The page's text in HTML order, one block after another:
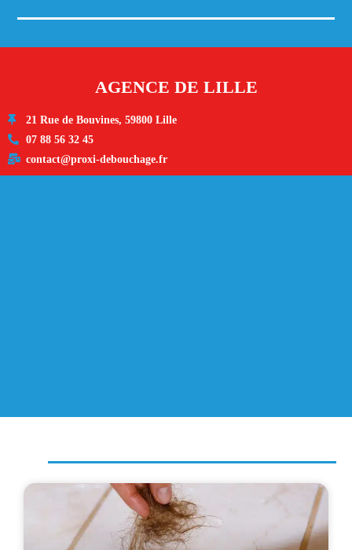
AGENCE DE LILLE
21 Rue de Bouvines, 59800 Lille
07 88 56 32 45
contact@proxi-debouchage.fr